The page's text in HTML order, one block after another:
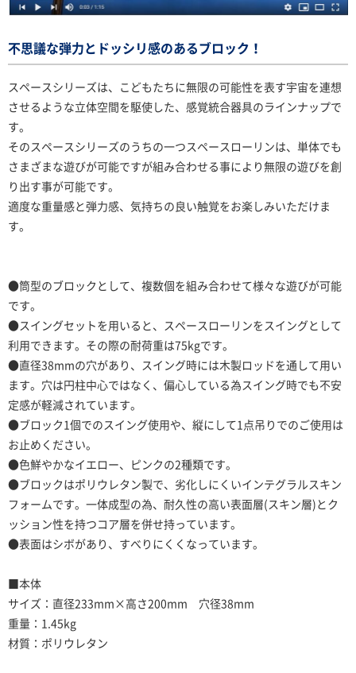
不思議な弾力とドッシリ感のあるブロック！
スペースシリーズは、こどもたちに無限の可能性を表す宇宙を連想
させるような立体空間を駆使した、感覚統合器具のラインナップで
す。
そのスペースシリーズのうちの一つスペースローリンは、単体でも
さまざまな遊びが可能ですが組み合わせる事により無限の遊びを創
り出す事が可能です。
適度な重量感と弾力感、気持ちの良い触覚をお楽しみいただけま
す。
●筒型のブロックとして、複数個を組み合わせて様々な遊びが可能
です。
●スイングセットを用いると、スペースローリンをスイングとして
利用できます。その際の耐荷重は75kgです。
●直径38mmの穴があり、スイング時には木製ロッドを通して用い
ます。穴は円柱中心ではなく、偏心している為スイング時でも不安
定感が軽減されています。
●ブロック1個でのスイング使用や、縦にして1点吊りでのご使用は
お止めください。
●色鮮やかなイエロー、ピンクの2種類です。
●ブロックはポリウレタン製で、劣化しにくいインテグラルスキン
フォームです。一体成型の為、耐久性の高い表面層(スキン層)とク
ッション性を持つコア層を併せ持っています。
●表面はシボがあり、すべりにくくなっています。
■本体
サイズ：直径233mm×高さ200mm 穴径38mm
重量：1.45kg
材質：ポリウレタン